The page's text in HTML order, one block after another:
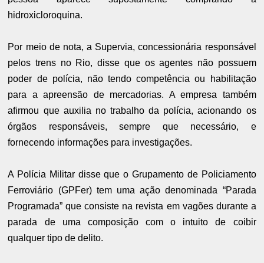
hidroxicloroquina.
Por meio de nota, a Supervia, concessionária responsável
pelos trens no Rio, disse que os agentes não possuem
poder de polícia, não tendo competência ou habilitação
para a apreensão de mercadorias. A empresa também
afirmou que auxilia no trabalho da polícia, acionando os
órgãos responsáveis, sempre que necessário, e
fornecendo informações para investigações.
A Polícia Militar disse que o Grupamento de Policiamento
Ferroviário (GPFer) tem uma ação denominada “Parada
Programada” que consiste na revista em vagões durante a
parada de uma composição com o intuito de coibir
qualquer tipo de delito.